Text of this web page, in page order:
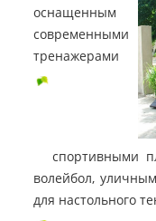
оснащенным
современными
тренажерами
спортивными
волейбол,
для настольного